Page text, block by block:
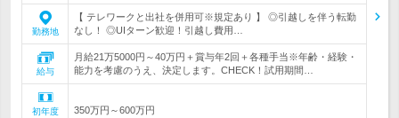
勤務地
【 テレワークと出社を併用可※規定あり 】 ◎引越しを伴う転勤
なし！ ◎UIターン歓迎！引越し費用…
給与
月給21万5000円～40万円＋賞与年2回＋各種手当※年齢・経験・
能力を考慮のうえ、決定します。CHECK！試用期間…
初年度
350万円～600万円